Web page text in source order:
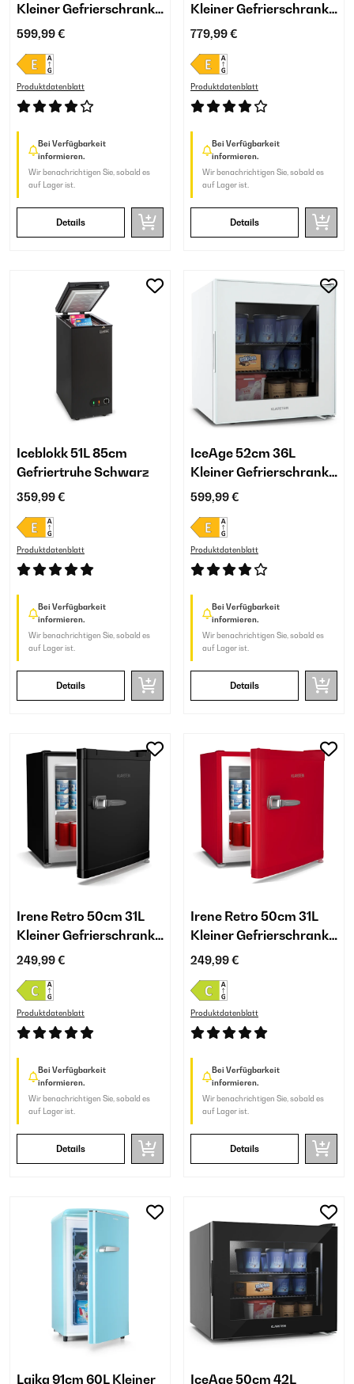
Kleiner Gefrierschrank
Schwarz
599,99 €
Produktdatenblatt
Bei Verfügbarkeit
informieren.
Wir benachrichtigen Sie, sobald es
auf Lager ist.
Details
Kleiner Gefrierschrank
Schwarz
779,99 €
Produktdatenblatt
Bei Verfügbarkeit
informieren.
Wir benachrichtigen Sie, sobald es
auf Lager ist.
Details
Iceblokk 51L 85cm
Gefriertruhe Schwarz
359,99 €
Produktdatenblatt
Bei Verfügbarkeit
informieren.
Wir benachrichtigen Sie, sobald es
auf Lager ist.
Details
IceAge 52cm 36L
Kleiner Gefrierschrank
Weiß
599,99 €
Produktdatenblatt
Bei Verfügbarkeit
informieren.
Wir benachrichtigen Sie, sobald es
auf Lager ist.
Details
Irene Retro 50cm 31L
Kleiner Gefrierschrank
Schwarz
249,99 €
Produktdatenblatt
Bei Verfügbarkeit
informieren.
Wir benachrichtigen Sie, sobald es
auf Lager ist.
Details
Irene Retro 50cm 31L
Kleiner Gefrierschrank
Rot
249,99 €
Produktdatenblatt
Bei Verfügbarkeit
informieren.
Wir benachrichtigen Sie, sobald es
auf Lager ist.
Details
Laika 91cm 60L Kleiner IceAge 50cm 42L